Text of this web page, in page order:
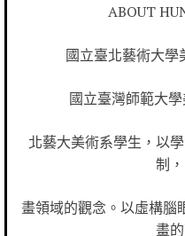
ABOUT
國立臺北藝術大
國立臺灣師範大
北藝大美術系學生，以
制
畫領域的觀念。以虛構腦
畫